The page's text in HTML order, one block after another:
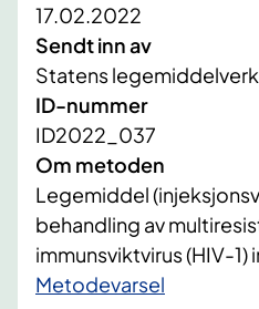
17.02.2022
Sendt inn av
Statens legemiddelverk
ID-nummer
ID2022_037
Om metoden
Legemiddel
behandling av
immunsviktvirus (HIV-1)
Metodevarsel